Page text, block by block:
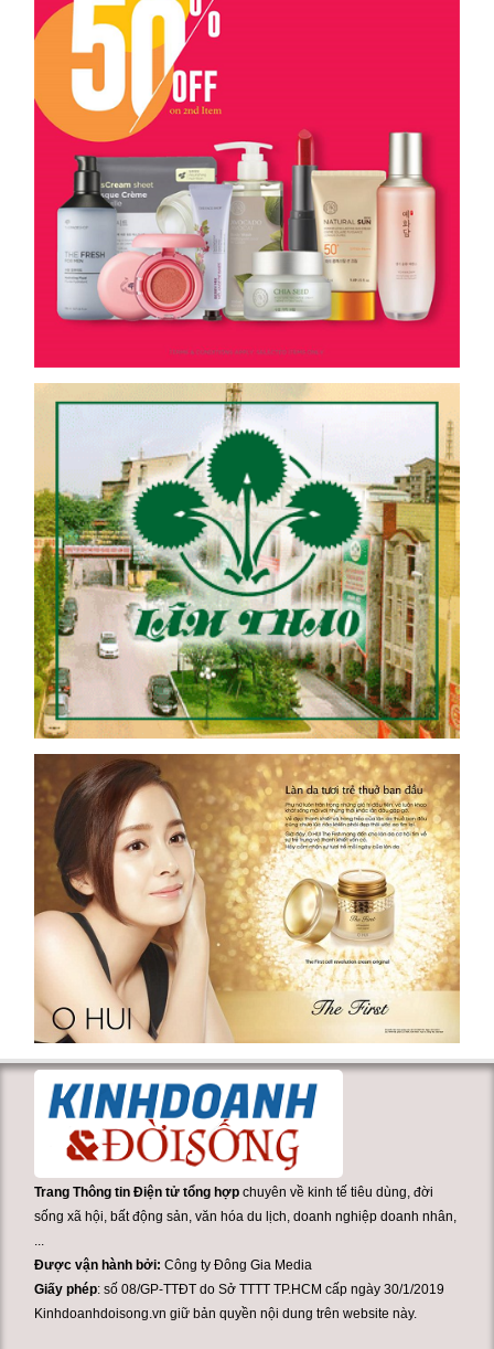
Trang Thông tin Điện tử tổng hợp chuyên về kinh tế tiêu dùng, đời
sống xã hội, bất động sản, văn hóa du lịch, doanh nghiệp doanh nhân,
Được vận hành bởi:Công ty Đông Gia Media
Giấy phép: số 08/GP-TTĐT do Sở TTTT TP.HCM cấp ngày 30/1/2019
Kinhdoanhdoisong.vn giữ bản quyền nội dung trên website này.